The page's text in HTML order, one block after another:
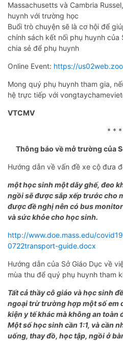
Massachusetts và Cambria
huynh với trường học
Buổi trò chuyện sẽ là cơ hội để
chính sách kết nối phụ huynh của
chia sẻ để phụ huynh
Online Event: https://
Mong quý phụ huynh tham gia,
hệ trực tiếp với
VTCMV
* * *
Thông báo về mở trường của
Hướng dẫn về vấn đề xe cộ đưa
một học sinh một dãy ghế, đeo
ngồi sẽ được sắp xếp trước cho
được đề nghị nên có bus
và sức khỏe cho học sinh.
http://www.doe.mass.edu/
0722transport-guide.docx
Hướng dẫn của Sở Giáo Dục về
mùa thu để quý phụ huynh tham
Tất cả thầy cô giáo và học sinh
ngoại trừ trường hợp một số em
kiện y tế khác mà không an toàn
Một số học sinh cần 1:1, và cần
uống, thay đồ, học tập, ngồi ở